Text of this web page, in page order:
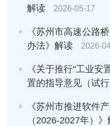
解读
2026-05-17
《苏州市高速公路
办法》解读
2026-
《关于推行"工业安
置的指导意见（试
《苏州市推进软件
（2026-2027年）》